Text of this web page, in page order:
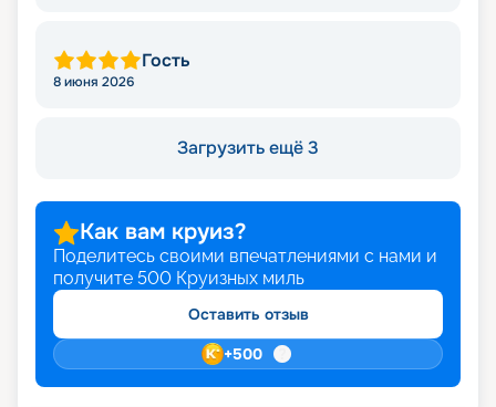
Гость
8 июня 2026
Загрузить ещё 3
Как вам круиз?
Поделитесь своими впечатлениями с нами и
получите 500 Круизных миль
Оставить отзыв
+500